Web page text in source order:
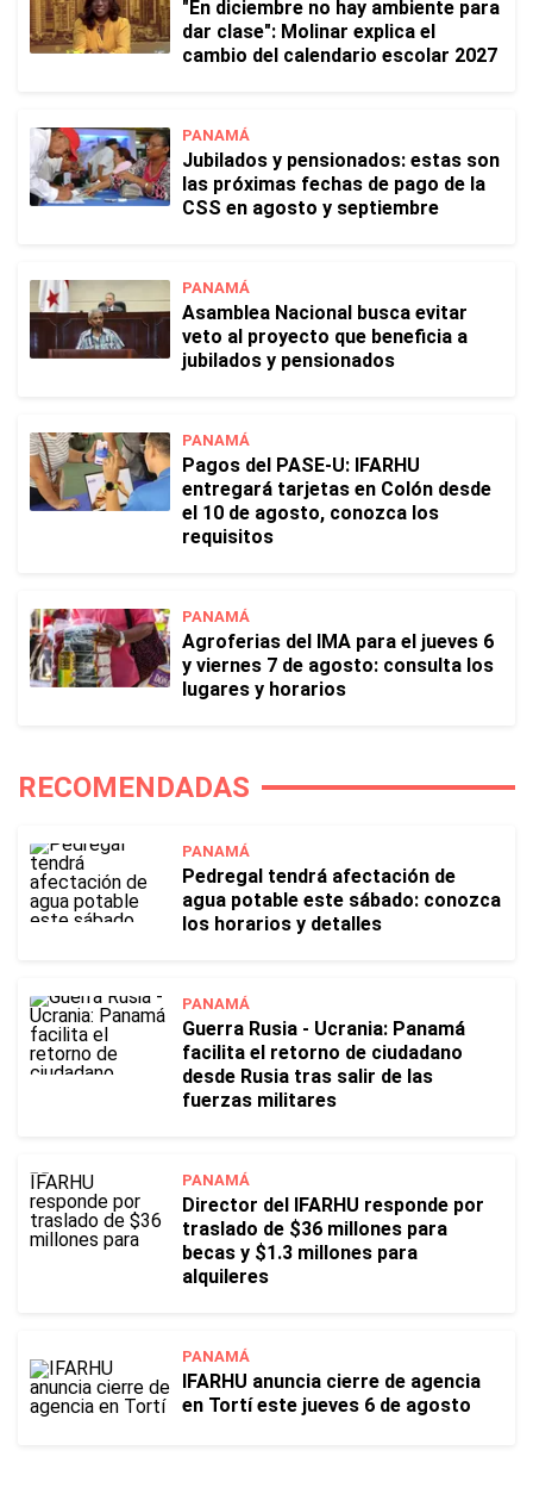
"En diciembre no hay ambiente para
dar clase": Molinar explica el
cambio del calendario escolar 2027
PANAMÁ
Jubilados y pensionados: estas son
las próximas fechas de pago de la
CSS en agosto y septiembre
PANAMÁ
Asamblea Nacional busca evitar
veto al proyecto que beneficia a
jubilados y pensionados
PANAMÁ
Pagos del PASE-U: IFARHU
entregará tarjetas en Colón desde
el 10 de agosto, conozca los
requisitos
PANAMÁ
Agroferias del IMA para el jueves 6
y viernes 7 de agosto: consulta los
lugares y horarios
RECOMENDADAS
PANAMÁ
Pedregal tendrá afectación de
agua potable este sábado: conozca
los horarios y detalles
PANAMÁ
Guerra Rusia - Ucrania: Panamá
facilita el retorno de ciudadano
desde Rusia tras salir de las
fuerzas militares
PANAMÁ
Director del IFARHU responde por
traslado de $36 millones para
becas y $1.3 millones para
alquileres
PANAMÁ
IFARHU anuncia cierre de agencia
en Tortí este jueves 6 de agosto